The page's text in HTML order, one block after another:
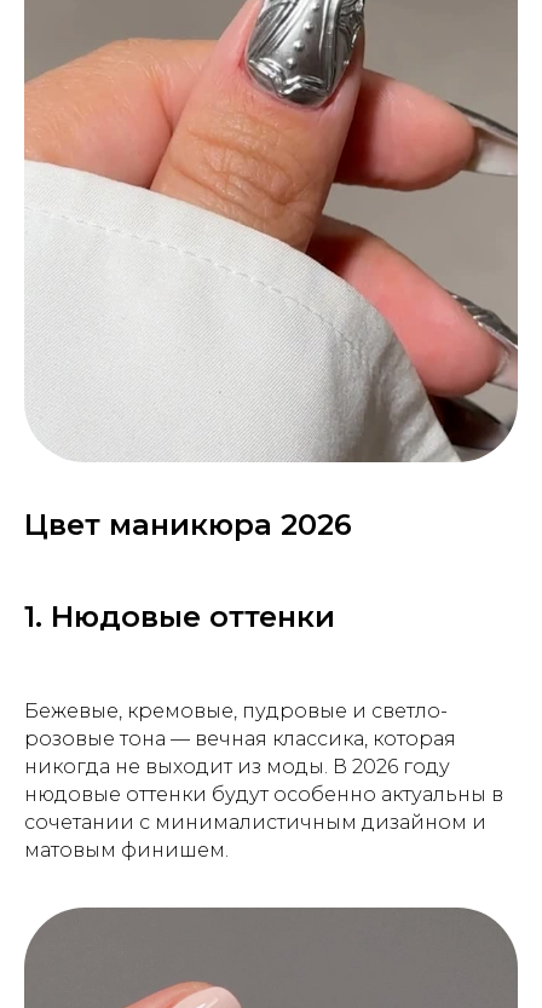
Цвет маникюра 2026
1. Нюдовые оттенки
Бежевые, кремовые, пудровые и светло-
розовые тона — вечная классика, которая
никогда не выходит из моды. В 2026 году
нюдовые оттенки будут особенно актуальны в
сочетании с минималистичным дизайном и
матовым финишем.